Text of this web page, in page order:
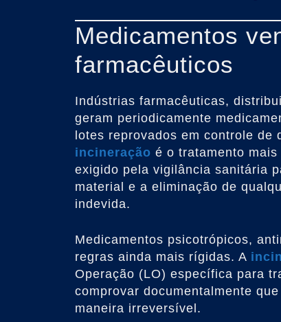
Medicamentos
farmacêuticos
Indústrias farmacêuticas,
geram periodicamente
lotes reprovados em controle
incineração é o tratamento
exigido pela vigilância sanitária
material e a eliminação de
indevida.
Medicamentos psicotrópicos,
regras ainda mais rígidas. A
Operação (LO) específica para
comprovar documentalmente
maneira irreversível.